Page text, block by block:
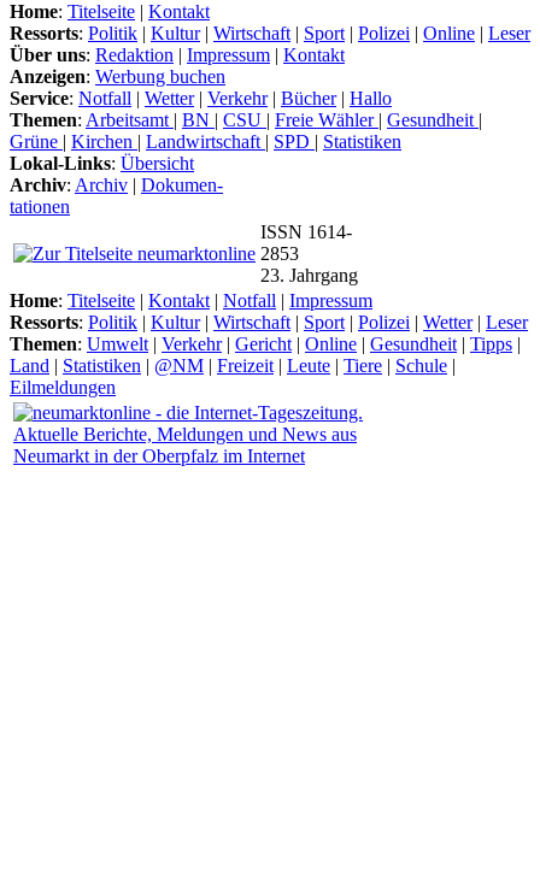
Home: Titelseite | Kontakt
Ressorts: Politik | Kultur| Wirtschaft| Sport| Polizei | Online | Leser
Über uns: Redaktion | Impressum | Kontakt
Anzeigen: Werbung buchen
Service: Notfall | Wetter| Verkehr| Bücher| Hallo
Themen: Arbeitsamt | BN | CSU | Freie Wähler | Gesundheit |
Grüne | Kirchen | Landwirtschaft | SPD | Statistiken
Lokal-Links: Übersicht
Archiv: Archiv | Dokumen-
tationen
ISSN 1614-
2853
23. Jahrgang
Home: Titelseite | Kontakt| Notfall | Impressum
Ressorts: Politik | Kultur| Wirtschaft| Sport| Polizei | Wetter| Leser
Themen: Umwelt| Verkehr| Gericht| Online | Gesundheit| Tipps |
Land | Statistiken | @NM | Freizeit| Leute | Tiere | Schule |
Eilmeldungen